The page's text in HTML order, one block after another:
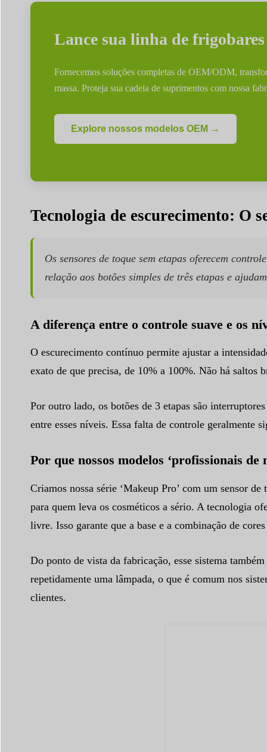
Lance sua linha de
Fornecemos soluções completas de OEM/ODM,
massa. Proteja sua cadeia de suprimentos com nossa
Explore nossos modelos OEM →
Tecnologia de escurecimento: O
Os sensores de toque sem etapas oferecem
relação aos botões simples de três etapas e
A diferença entre o controle suave e os
O escurecimento contínuo permite ajustar a
exato de que precisa, de 10% a 100%. Não há
Por outro lado, os botões de 3 etapas são
entre esses níveis. Essa falta de controle geralmente
Por que nossos modelos ‘profissionais
Criamos nossa série ‘Makeup Pro’ com um sensor
para quem leva os cosméticos a sério. A tecnologia
livre. Isso garante que a base e a combinação de
Do ponto de vista da fabricação, esse sistema
repetidamente uma lâmpada, o que é comum nos
clientes.